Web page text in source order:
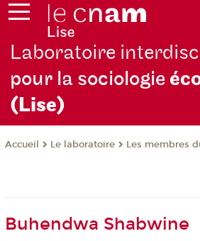
Laboratoire
pour la sociologie
(Lise)
Accueil Le laboratoire Les membres
Buhendwa Shabwine